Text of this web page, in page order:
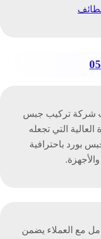
شركة تركيب جبس
التي تجعله
بورد باحترافية
مع العملاء يضمن